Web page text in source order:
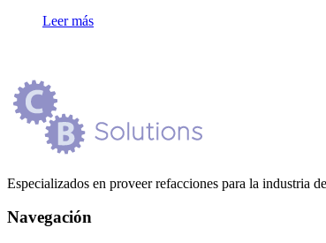
Leer más
Especializados en proveer refacciones para la industria
Navegación